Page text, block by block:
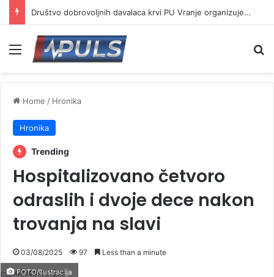
Društvo dobrovoljnih davalaca krvi PU Vranje organizuje akciju na Besnoj kobili
Menu
Home / Hronika
Hronika
Trending
Hospitalizovano četvoro
odraslih i dvoje dece nakon
trovanja na slavi
03/08/2025 97 Less than a minute
FOTO/Ilustracija